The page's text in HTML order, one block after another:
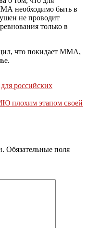
необходимо быть в
не проводит
только в
что покидает ММА,
российских
плохим этапом своей
Обязательные поля